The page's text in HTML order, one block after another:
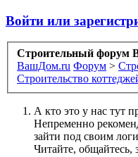
Войти или
Строительный форум
ВашДом.ru Форум >
Строительство
А кто это у нас тут
Непременно
зайти под своим
Читайте,